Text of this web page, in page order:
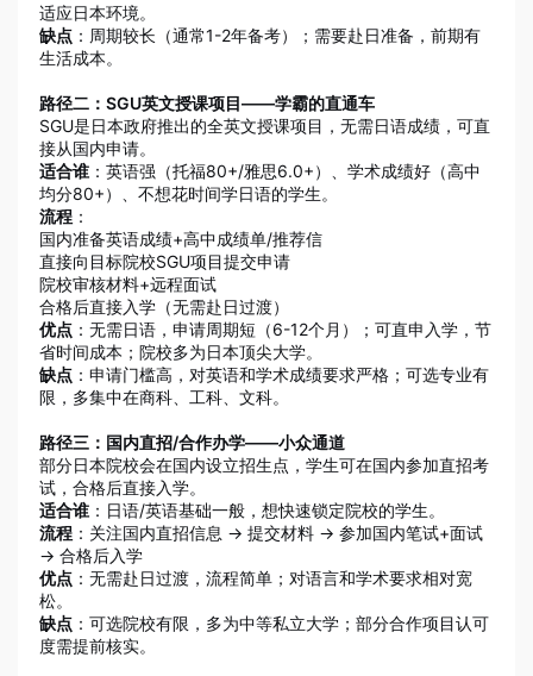
适应日本环境。
缺点：周期较长（通常1-2年备考）；需要赴日准备，前期有
生活成本。
路径二：SGU英文授课项目——学霸的直通车
SGU是日本政府推出的全英文授课项目，无需日语成绩，可直
接从国内申请。
适合谁：英语强（托福80+/雅思6.0+）、学术成绩好（高中
均分80+）、不想花时间学日语的学生。
流程：
国内准备英语成绩+高中成绩单/推荐信
直接向目标院校SGU项目提交申请
院校审核材料+远程面试
合格后直接入学（无需赴日过渡）
优点：无需日语，申请周期短（6-12个月）；可直申入学，节
省时间成本；院校多为日本顶尖大学。
缺点：申请门槛高，对英语和学术成绩要求严格；可选专业有
限，多集中在商科、工科、文科。
路径三：国内直招/合作办学——小众通道
部分日本院校会在国内设立招生点，学生可在国内参加直招考
试，合格后直接入学。
适合谁：日语/英语基础一般，想快速锁定院校的学生。
流程：关注国内直招信息 → 提交材料 → 参加国内笔试+面试
→ 合格后入学
优点：无需赴日过渡，流程简单；对语言和学术要求相对宽
松。
缺点：可选院校有限，多为中等私立大学；部分合作项目认可
度需提前核实。